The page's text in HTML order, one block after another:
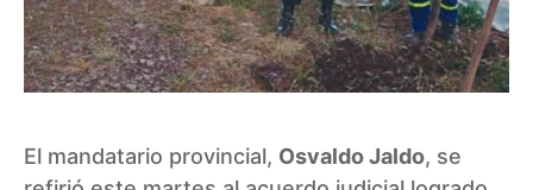
El mandatario provincial, Osvaldo Jaldo, se